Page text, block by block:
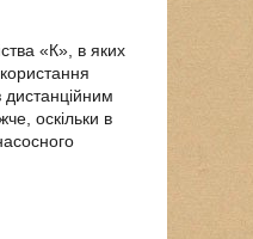
«К», в яких
дистанційним
оскільки в